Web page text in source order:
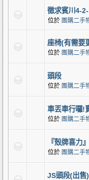
徵求賓川4-
位於 團購二手
座椅(有需要
位於 團購二手
頭段
位於 團購二手
車丟車行囉!
位於 團購二手
『殼牌喜力
位於 團購二手
JS頭段(出售)